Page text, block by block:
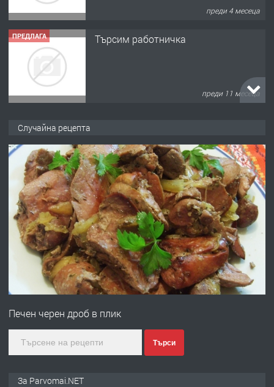
преди 4 месеца
ПРЕДЛАГА Търсим работничка
преди 11 месеца
преди 1 година
ПРЕДЛАГА Работа за общи работници
преди 1 година
ПРЕДЛАГА
Първи поход "По стъпките на Ангел
Случайна рецепта
Печен черен дроб в плик
Търси
За Parvomai.NET